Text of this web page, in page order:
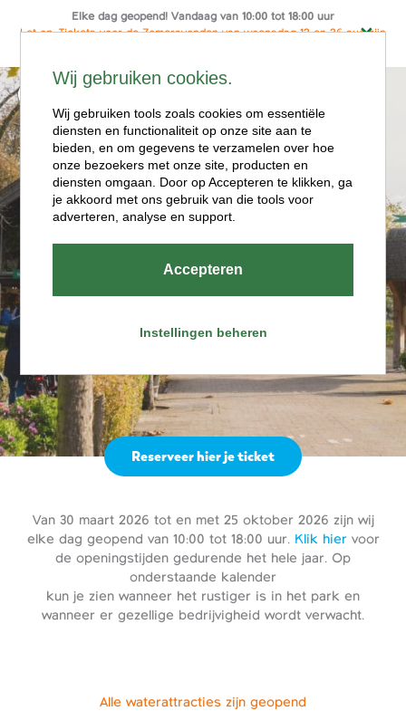
Elke dag geopend! Vandaag van 10:00 tot 18:00 uur
Let op: Tickets voor de Zomeravonden van woensdag 12 en 26 aug zijn
Ga
naar
de
inhoud
Openingstijde
n
Van 30 maart 2026 tot en met 25 oktober 2026 zijn wij
elke dag geopend van 10:00 tot 18:00 uur. Klik hiervoor
de openingstijden gedurende het hele jaar. Op
onderstaande kalender
kun je zien wanneer het rustiger is in het park en
wanneer er gezellige bedrijvigheid wordt verwacht.
Reserveer hier je ticket
Alle waterattracties zijn geopend
Wij gebruiken cookies.
Wij gebruiken tools zoals cookies om essentiële
diensten en functionaliteit op onze site aan te
bieden, en om gegevens te verzamelen over hoe
onze bezoekers met onze site, producten en
diensten omgaan. Door op Accepteren te klikken, ga
je akkoord met ons gebruik van die tools voor
adverteren, analyse en support.
Accepteren
Instellingen beheren